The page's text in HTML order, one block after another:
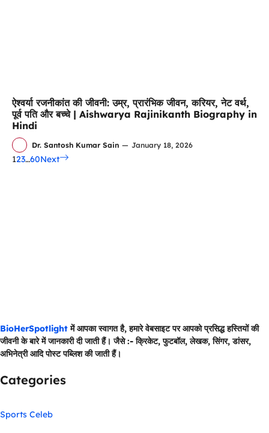
ऐश्वर्या रजनीकांत की जीवनी: उम्र, प्रारंभिक जीवन, करियर, नेट वर्थ,
पूर्व पति और बच्चे | Aishwarya Rajinikanth Biography in
Hindi
Dr. Santosh Kumar Sain — January 18, 2026
123…60Next
BioHerSpotlightमें आपका स्वागत है, हमारे वेबसाइट पर आपको प्रसिद्ध हस्तियों की
जीवनी के बारे में जानकारी दी जाती हैं। जैसे :- क्रिकेट, फुटबॉल, लेखक, सिंगर, डांसर,
अभिनेत्री आदि पोस्ट पब्लिश की जाती हैं।
Categories
Sports Celeb